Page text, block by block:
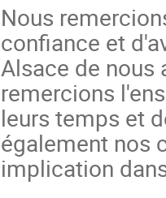
Nous
confiance et
Alsace de nous
remercions
leurs temps et
également nos
implication